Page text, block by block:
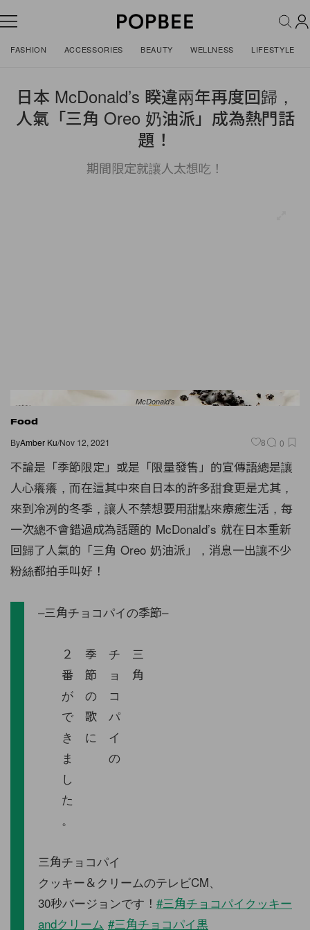
FASHION ACCESSORIES BEAUTY WELLNESS LIFESTYLE
日本 McDonald’s 睽違兩年再度回歸，
人氣「三角 Oreo 奶油派」成為熱門話
題！
期間限定就讓人太想吃！
McDonald's
Food
ByAmber Ku/Nov 12, 2021 8 0
不論是「季節限定」或是「限量發售」的宣傳語總是讓
人心癢癢，而在這其中來自日本的許多甜食更是尤其，
來到冷冽的冬季，讓人不禁想要用甜點來療癒生活，每
一次總不會錯過成為話題的 McDonald’s 就在日本重新
回歸了人氣的「三角 Oreo 奶油派」，消息一出讓不少
粉絲都拍手叫好！
–三角チョコパイの季節–
２ 季 チ 三
番 節 ョ 角
が の コ
で 歌 パ
き に イ
ま の
し
た
。
三角チョコパイ
クッキー＆クリームのテレビCM、
30秒バージョンです！ #三角チョコパイクッキー
andクリーム #三角チョコパイ黒